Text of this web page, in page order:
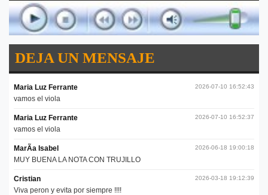
DEJA UN MENSAJE